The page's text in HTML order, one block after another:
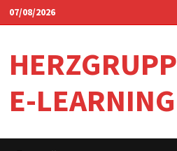
Zum
Inhalt
07/08/2026
E-LEARNING